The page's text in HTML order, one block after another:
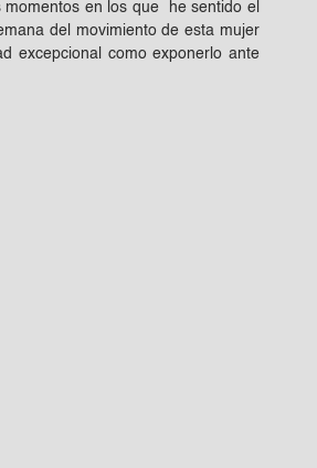
en los que he sentido el
del movimiento de esta mujer
excepcional como exponerlo ante